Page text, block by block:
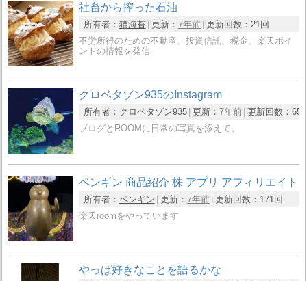
社畜から搾った石油
所有者： 猫海苔 更新： 7年前 更新回数： 21回
不労所得のための不動産、投資信託、税金、楽天ポイ
ントの情報を発信
クロベタゾン935のInstagram
所有者： クロベタゾン935 更新： 7年前 更新回数： 65
ブログとROOMに日常の写真を添えて。
ペンギン 商品紹介 株 アプリ アフィリエイト
所有者： ペンギン 更新： 7年前 更新回数： 171回
楽天roomをやっています
やっぱ好きなことを語るかな